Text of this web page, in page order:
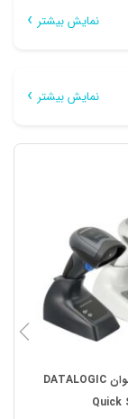
نمایش بیشتر
نمایش بیشتر
حرارتي
علامت‌گذاری
دستگاه بارکدخوان DATALOGIC
Quick